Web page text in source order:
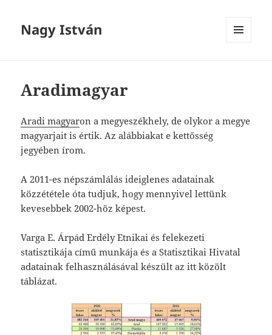
Nagy István
Aradimagyar
Aradi magyaron a megyeszékhely, de olykor a megye
magyarjait is értik. Az alábbiakat e kettősség
jegyében írom.
A 2011-es népszámlálás ideiglenes adatainak
közzététele óta tudjuk, hogy mennyivel lettünk
kevesebbek 2002-höz képest.
Varga E. Árpád Erdély Etnikai és felekezeti
statisztikája című munkája és a Statisztikai Hivatal
adatainak felhasználásával készült az itt közölt
táblázat.